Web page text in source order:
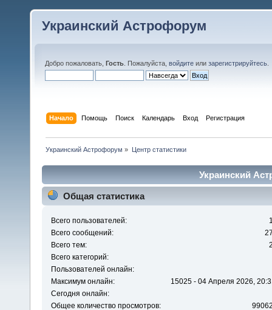
Украинский Астрофорум
Добро пожаловать, Гость . Пожалуйста, войдите или зарегистрируйтесь
Начало Помощь Поиск Календарь Вход Регистрация
Украинский Астрофорум » Центр статистики
Украинский
Общая статистика
Всего пользователей:
Всего сообщений:
Всего тем:
Всего категорий:
Пользователей онлайн:
Максимум онлайн:
15025 - 04 Апреля 2026,
Сегодня онлайн:
Общее количество просмотров: